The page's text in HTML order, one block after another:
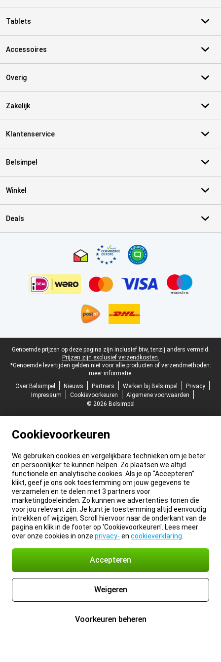
Tablets
Accessoires
Overig
Zakelijk
Klantenservice
Belsimpel
Winkel
Deals
Juridische voettekst
Genoemde prijzen op deze pagina zijn inclusief btw, tenzij anders vermeld.
Prijzen zijn exclusief verzendkosten.
*Genoemde levertijden gelden niet voor alle producten of verzendmethoden:
meer informatie.
Over Belsimpel
Nieuws Partners Werken bij Belsimpel
Privacy
Impressum
Cookievoorkeuren
Algemene voorwaarden
© 2026 Belsimpel
Cookievoorkeuren
We gebruiken cookies en vergelijkbare technieken om je beter
en persoonlijker te kunnen helpen. Zo plaatsen we altijd
functionele en analytische cookies. Als je op “Accepteren”
klikt, geef je ons ook toestemming om jouw gegevens te
verzamelen en te delen met 3 partners voor
marketingdoeleinden. Zo kunnen we advertenties tonen die
voor jou relevant zijn. Je kunt je toestemming altijd eenvoudig
intrekken of wijzigen. Scroll hiervoor naar de onderkant van de
pagina en klik in de footer op 'Cookievoorkeuren'. Lees meer
over onze cookies in onze privacy- en cookieverklaring
Accepteren
Weigeren
Voorkeuren beheren